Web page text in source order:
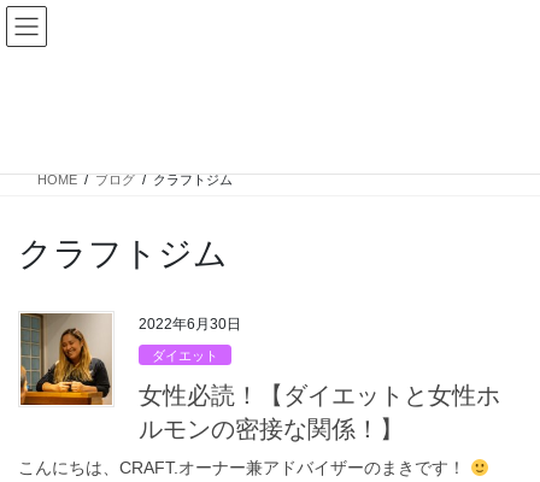
コ
ン
ナ
ビ
HOME ブログ クラフトジム
クラフトジム
2022年6月30日
ダイエット
女性必読！【ダイエットと女性ホ
ルモンの密接な関係！】
こんにちは、CRAFT.オーナー兼アドバイザーのまきです！